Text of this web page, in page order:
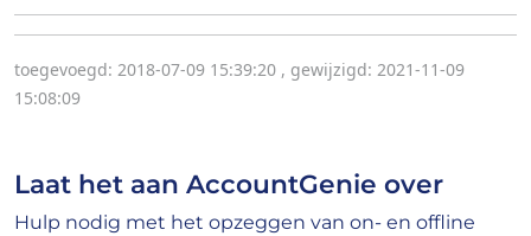
toegevoegd: 2018-07-09 15:39:20 , gewijzigd: 2021-11-09
15:08:09
Laat het aan AccountGenie over
Hulp nodig met het opzeggen van on- en offline